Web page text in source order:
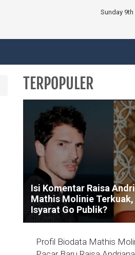
Sunday
TERPOPULER
Isi Komentar Raisa
Mathis Molinie
Isyarat Go Publik?
Profil Biodata Mathis